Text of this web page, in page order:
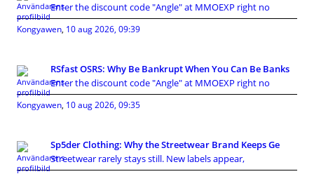
Enter the discount code "Angle" at MMOEXP right no
Kongyawen, 10 aug 2026, 09:39
RSfast OSRS: Why Be Bankrupt When You Can Be Banks
Enter the discount code "Angle" at MMOEXP right no
Kongyawen, 10 aug 2026, 09:35
Sp5der Clothing: Why the Streetwear Brand Keeps Ge
Streetwear rarely stays still. New labels appear,